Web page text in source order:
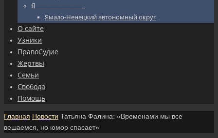
Я_________________
Ямало-Ненецкий автономный округ
О сайте
Узники
ПравоСудие
Жертвы
Семьи
Свобода
Помощь
Главная Новости Татьяна Фалина: «Временами мы все
вешаемся, но юмор спасает»